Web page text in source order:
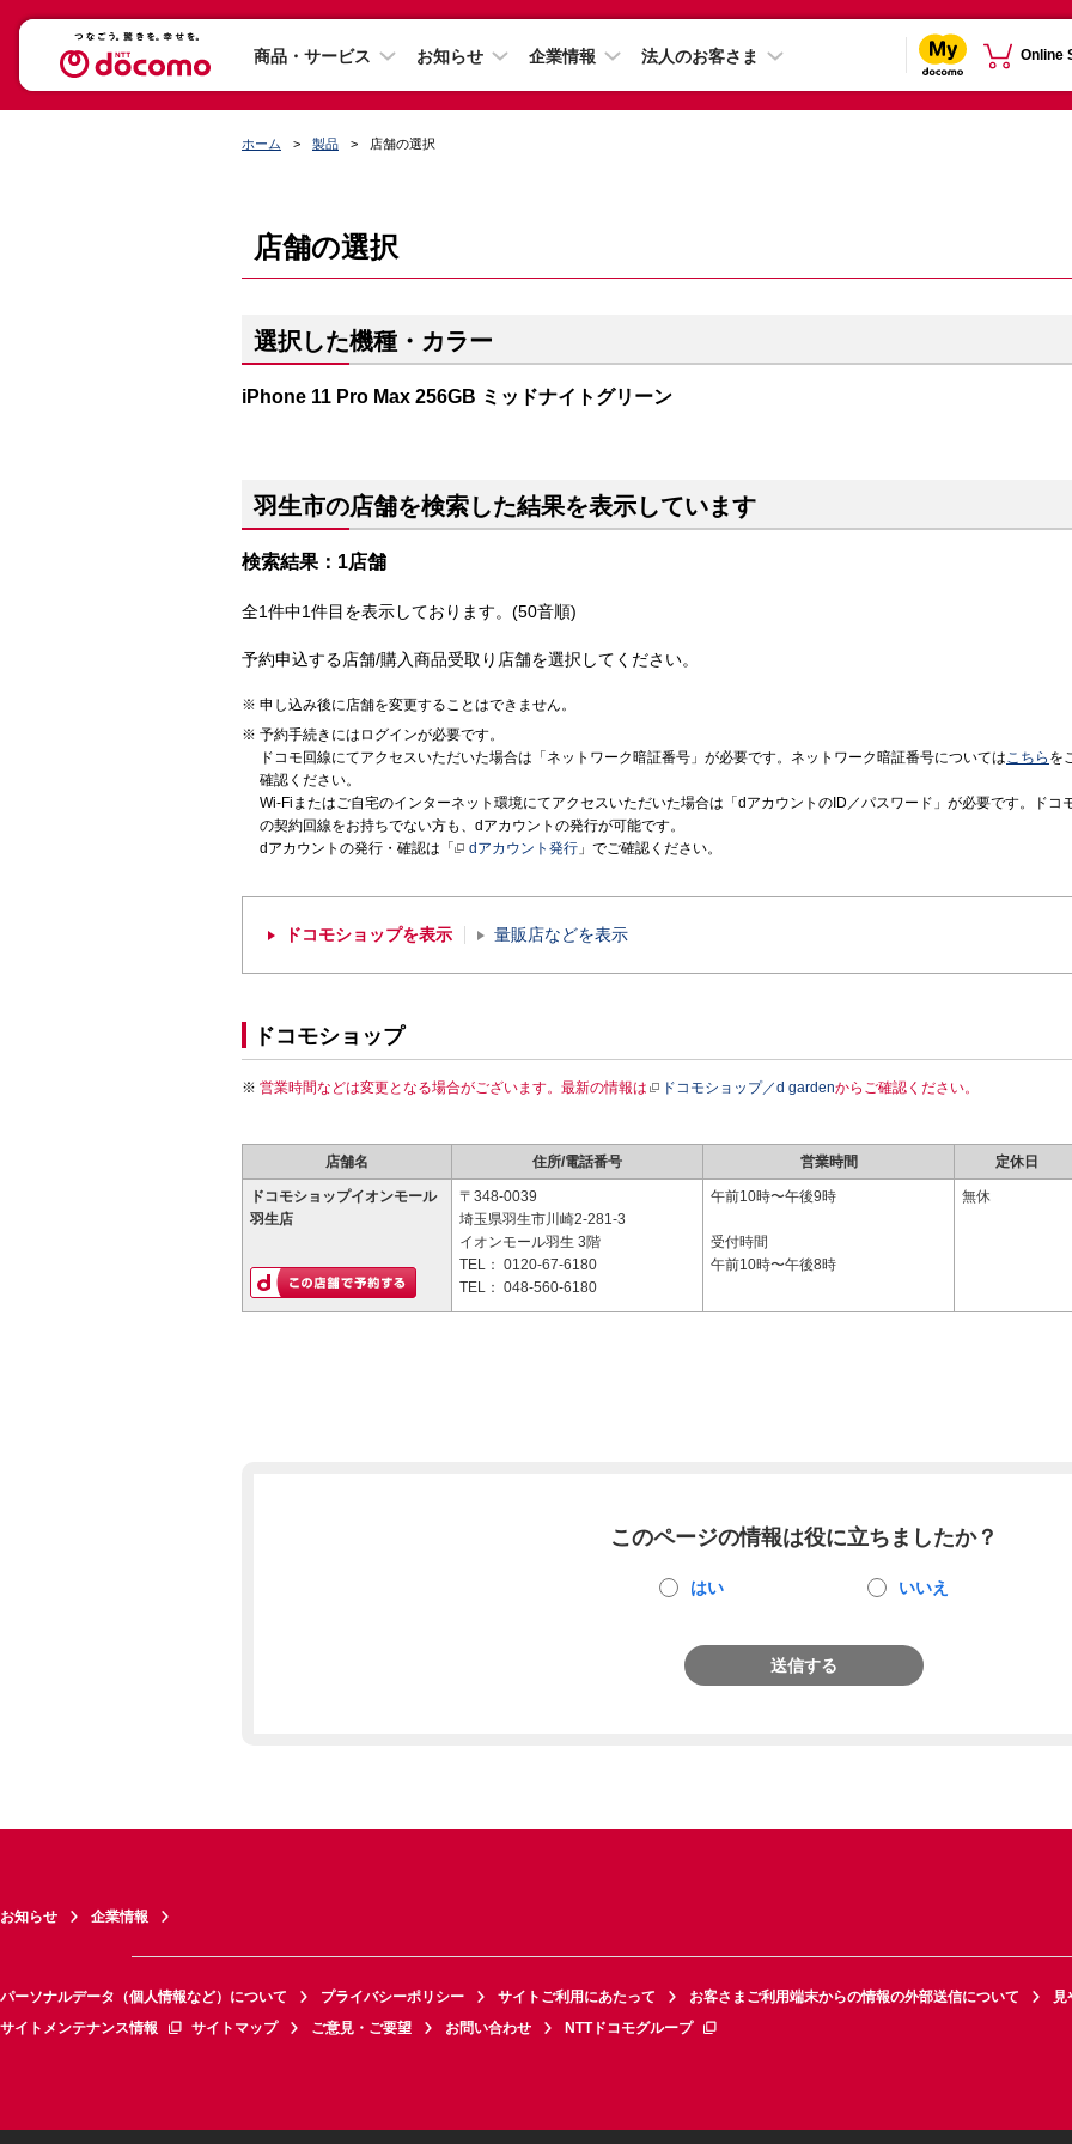
商品・サービス お知らせ 企業情報 法人のお客さま Online
ホーム 製品 店舗の選択
店舗の選択
選択した機種・カラー
iPhone 11 Pro Max 256GB ミッドナイトグリーン
羽生市の店舗を検索した結果を表示しています
検索結果：1店舗
全1件中1件目を表示しております。(50音順)
予約申込する店舗/購入商品受取り店舗を選択してください。
申し込み後に店舗を変更することはできません。
予約手続きにはログインが必要です。
ドコモ回線にてアクセスいただいた場合は「ネットワーク暗証番号」が必要です。ネットワーク暗証番号についてはこちら を
確認ください。
Wi-Fiまたはご自宅のインターネット環境にてアクセスいただいた場合は「dアカウントのID／パスワード」が必要です。ドコ
の契約回線をお持ちでない方も、dアカウントの発行が可能です。
dアカウントの発行・確認は「
dアカウント発行 」でご確認ください。
ドコモショップを表示 量販店などを表示
ドコモショップ
営業時間などは変更となる場合がございます。最新の情報は ドコモショップ／d gardenからご確認ください。
店舗名 住所/電話番号 営業時間 定休日
ドコモショップイオンモール
羽生店
〒348-0039
埼玉県羽生市川崎2-281-3
イオンモール羽生 3階
TEL： 0120-67-6180
TEL： 048-560-6180
午前10時〜午後9時
受付時間
午前10時〜午後8時
無休
このページの情報は役に立ちましたか？
はい いいえ
送信する
お知らせ 企業情報
パーソナルデータ（個人情報など）について プライバシーポリシー サイトご利用にあたって お客さまご利用端末からの情報の外部送信について
見
サイトメンテナンス情報
サイトマップ ご意見・ご要望 お問い合わせ NTTドコモグループ